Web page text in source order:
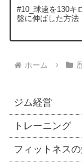
#10_球速を130キ
盤に伸ばした方法
ホーム
ジム経営
トレーニング
フィットネス